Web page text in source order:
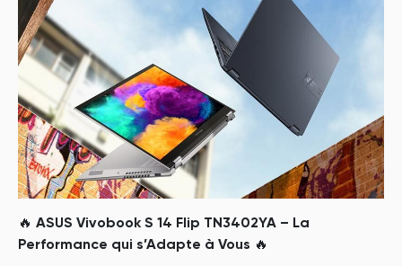
🔥 ASUS Vivobook S 14 Flip TN3402YA – La
Performance qui s’Adapte à Vous 🔥